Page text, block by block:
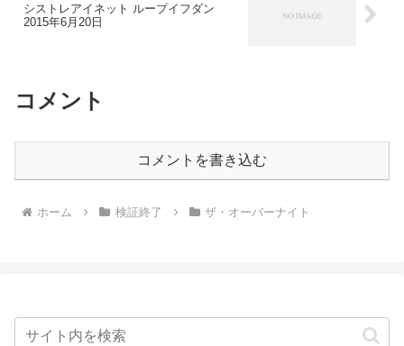
シストレアイネット ループイフダン
2015年6月20日
コメント
コメントを書き込む
ホーム 検証終了 ザ・オーバーナイト